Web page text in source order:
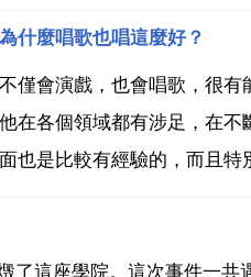
什麼唱歌也唱這麼好？
僅會演戲，也會唱歌，很
在各個領域都有涉足，在
也是比較有經驗的，而且
了這座學院。這次事件一